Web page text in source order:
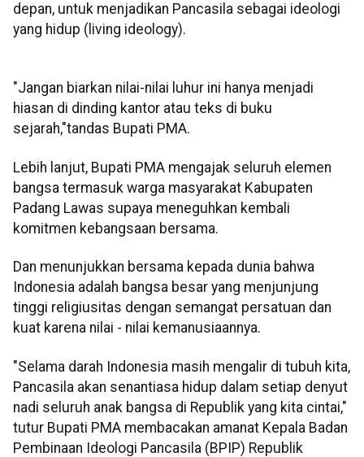
depan, untuk menjadikan Pancasila sebagai ideologi
yang hidup (living ideology).
"Jangan biarkan nilai-nilai luhur ini hanya menjadi
hiasan di dinding kantor atau teks di buku
sejarah,"tandas Bupati PMA.
Lebih lanjut, Bupati PMA mengajak seluruh elemen
bangsa termasuk warga masyarakat Kabupaten
Padang Lawas supaya meneguhkan kembali
komitmen kebangsaan bersama.
Dan menunjukkan bersama kepada dunia bahwa
Indonesia adalah bangsa besar yang menjunjung
tinggi religiusitas dengan semangat persatuan dan
kuat karena nilai - nilai kemanusiaannya.
"Selama darah Indonesia masih mengalir di tubuh kita,
Pancasila akan senantiasa hidup dalam setiap denyut
nadi seluruh anak bangsa di Republik yang kita cintai,"
tutur Bupati PMA membacakan amanat Kepala Badan
Pembinaan Ideologi Pancasila (BPIP) Republik